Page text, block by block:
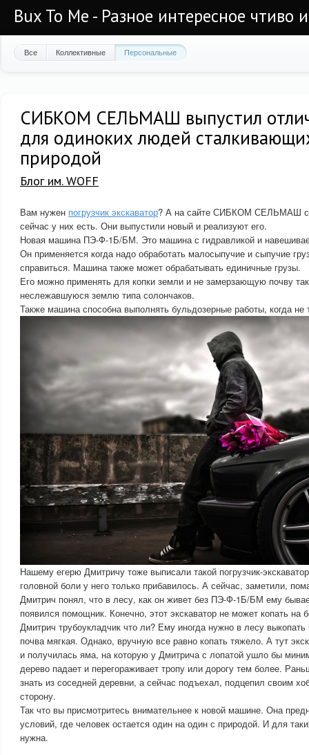
Bux To Me - Разное интересное чтиво
Все Коллективные Персональные
СИБКОМ СЕЛЬМАШ выпустил
для одиноких людей
природой
Блог им. WOFF
Вам нужен погрузчик экскаватор? А на сайте СИБКОМ СЕЛЬМАШ
сейчас у них есть. Они выпустили новый и реализуют его.
Новая машина ПЭ-Ф-1Б/БМ. Это машина с гидравликой и
Он применяется когда надо обработать малосыпучие и сыпучие
справиться. Машина также может обрабатывать единичные грузы.
Его можно применять для копки земли и не замерзающую почву
неслежавшуюся землю типа солончаков.
Также машина способна выполнять бульдозерные работы, когда не
Нашему егерю Дмитричу тоже выписали такой погрузчик-
головной боли у него только прибавилось. А сейчас, заметили,
Дмитрич понял, что в лесу, как он живет без ПЭ-Ф-1Б/БМ ему
появился помощник. Конечно, этот экскаватор не может копать
Дмитрич трубоукладчик что ли? Ему иногда нужно в лесу
почва мягкая. Однако, вручную все равно копать тяжело. А тут
и получилась яма, на которую у Дмитрича с лопатой ушло бы
дерево падает и перегораживает тропу или дорогу тем более.
знать из соседней деревни, а сейчас подъехал, подцепил своим
сторону.
Так что вы присмотритесь внимательнее к новой машине. Она
условий, где человек остается один на один с природой. И для
нужна.